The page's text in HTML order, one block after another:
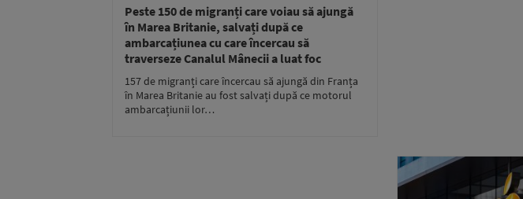
Peste 150 de migranți care voiau să ajungă
în Marea Britanie, salvați după ce
ambarcațiunea cu care încercau să
traverseze Canalul Mânecii a luat foc
157 de migranți care încercau să ajungă din Franța
în Marea Britanie au fost salvați după ce motorul
ambarcațiunii lor…